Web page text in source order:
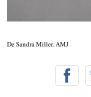
De Sandra Miller. AMJ